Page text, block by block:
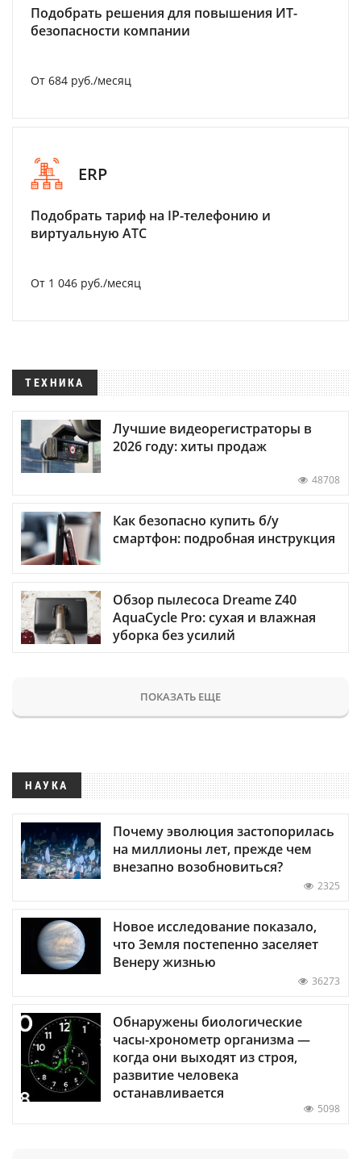
Подобрать решения для повышения ИТ-
безопасности компании
От 684 руб./месяц
ERP
Подобрать тариф на IP-телефонию и
виртуальную АТС
От 1 046 руб./месяц
ТЕХНИКА
Лучшие видеорегистраторы в
2026 году: хиты продаж
48708
Как безопасно купить б/у
смартфон: подробная инструкция
Обзор пылесоса Dreame Z40
AquaCycle Pro: сухая и влажная
уборка без усилий
ПОКАЗАТЬ ЕЩЕ
НАУКА
Почему эволюция застопорилась
на миллионы лет, прежде чем
внезапно возобновиться?
2325
Новое исследование показало,
что Земля постепенно заселяет
Венеру жизнью
36273
Обнаружены биологические
часы-хронометр организма —
когда они выходят из строя,
развитие человека
останавливается
5098